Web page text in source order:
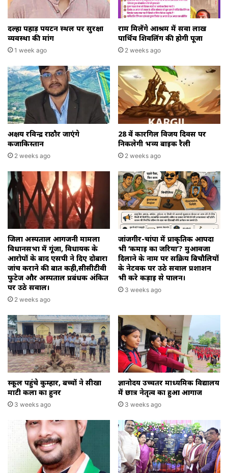
दल्हा पहाड़ पर्यटन स्थल पर सुरक्षा
व्यवस्था की मांग
1 week ago
राम मिलेंगे आश्रम में सवा लाख
पार्थिव शिवलिंग की होगी पूजा
2 weeks ago
अक्षय रविन्द्र राठौर जाएंगे
कजाकिस्तान
2 weeks ago
28 वें कारगिल विजय दिवस पर
निकलेगी भव्य बाइक रैली
2 weeks ago
जिला अस्पताल आगजनी मामला
विधानसभा में गूंजा, विधायक के
आरोपों के बाद एसपी ने दिए दोबारा
जांच कराने की बात कही,सीसीटीवी
फुटेज और अस्पताल प्रबंधक अंकित
पर उठे सवाल।
2 weeks ago
जांजगीर-चांपा में प्राकृतिक आपदा
भी ‘कमाई का जरिया’? मुआवजा
दिलाने के नाम पर सक्रिय बिचौलियों
के नेटवर्क पर उठे सवाल प्रशाशन
भी करे कड़ाई से पालन।
3 weeks ago
स्कूल पहुंचे कुम्हार, बच्चों ने सीखा
माटी कला का हुनर
3 weeks ago
ज्ञानोदय उच्चतर माध्यमिक विद्यालय
में छात्र नेतृत्व का हुआ आगाज
3 weeks ago